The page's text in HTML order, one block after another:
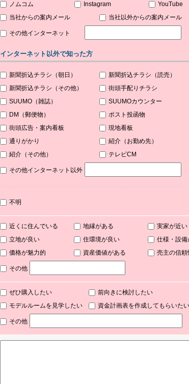
ノムコム
Instagram
YouTube
当社からの案内メール
当社以外からの案内メール
その他インターネット
インターネット以外で知った方
新聞折込チラシ（朝日） 新聞折込チラシ（読売）
新聞折込チラシ（その他）
街頭手配りチラシ
SUUMO（雑誌）
SUUMOカウンター
DM（郵便物）
ポスト投函物
街頭広告・案内看板
現地看板
通りがかり
紹介（お勤め先）
紹介（その他）
テレビCM
その他インターネット以外
不明
近くに住んでいる 地縁がある 実家が近い
立地が良い
住環境が良い 仕様・設備
価格が魅力的
資産価値がある 売主の信頼
その他
ぜひ購入したい 前向きに検討したい
モデルルームを見学したい
資金計画表を作成してもらいたい
その他